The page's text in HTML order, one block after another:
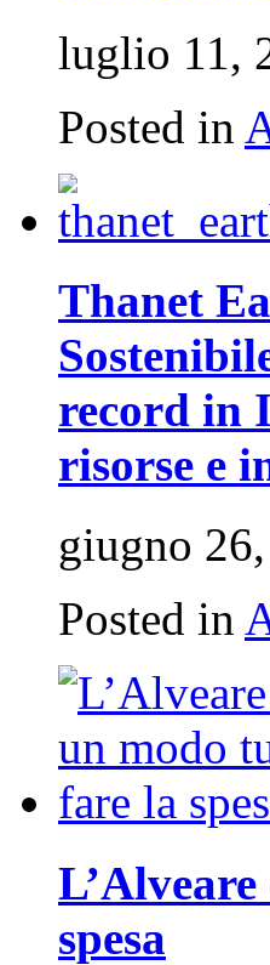
luglio 11,
Posted in
Thanet
record in
risorse e
giugno
Posted in
spesa